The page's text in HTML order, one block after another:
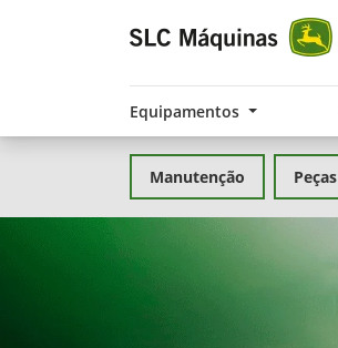
Equipamentos
Manutenção Peças